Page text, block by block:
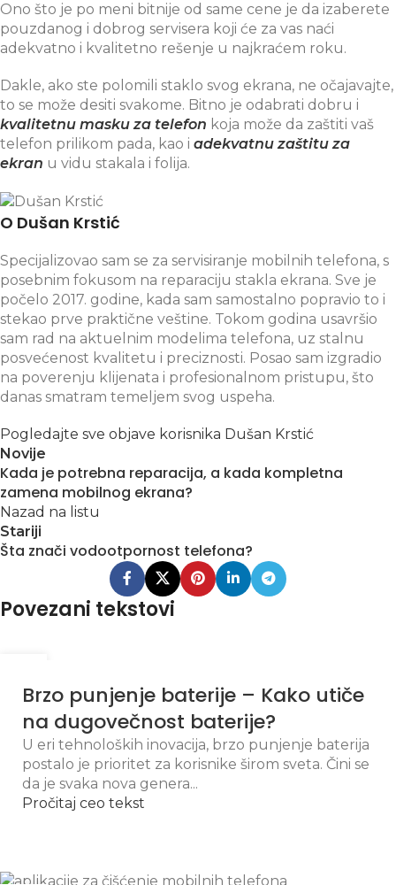
Ono što je po meni bitnije od same cene je da izaberete
pouzdanog i dobrog servisera koji će za vas naći
adekvatno i kvalitetno rešenje u najkraćem roku.
Dakle, ako ste polomili staklo svog ekrana, ne očajavajte,
to se može desiti svakome. Bitno je odabrati dobru i
kvalitetnu masku za telefon koja može da zaštiti vaš
telefon prilikom pada, kao i adekvatnu zaštitu za
ekran u vidu stakala i folija.
O Dušan Krstić
Specijalizovao sam se za servisiranje mobilnih telefona, s
posebnim fokusom na reparaciju stakla ekrana. Sve je
počelo 2017. godine, kada sam samostalno popravio to i
stekao prve praktične veštine. Tokom godina usavršio
sam rad na aktuelnim modelima telefona, uz stalnu
posvećenost kvalitetu i preciznosti. Posao sam izgradio
na poverenju klijenata i profesionalnom pristupu, što
danas smatram temeljem svog uspeha.
Pogledajte sve objave korisnika Dušan Krstić
Novije
Kada je potrebna reparacija, a kada kompletna
zamena mobilnog ekrana?
Nazad na listu
Stariji
Šta znači vodootpornost telefona?
Povezani tekstovi
Brzo punjenje baterije – Kako utiče
na dugovečnost baterije?
U eri tehnoloških inovacija, brzo punjenje baterija
postalo je prioritet za korisnike širom sveta. Čini se
da je svaka nova genera...
Pročitaj ceo tekst